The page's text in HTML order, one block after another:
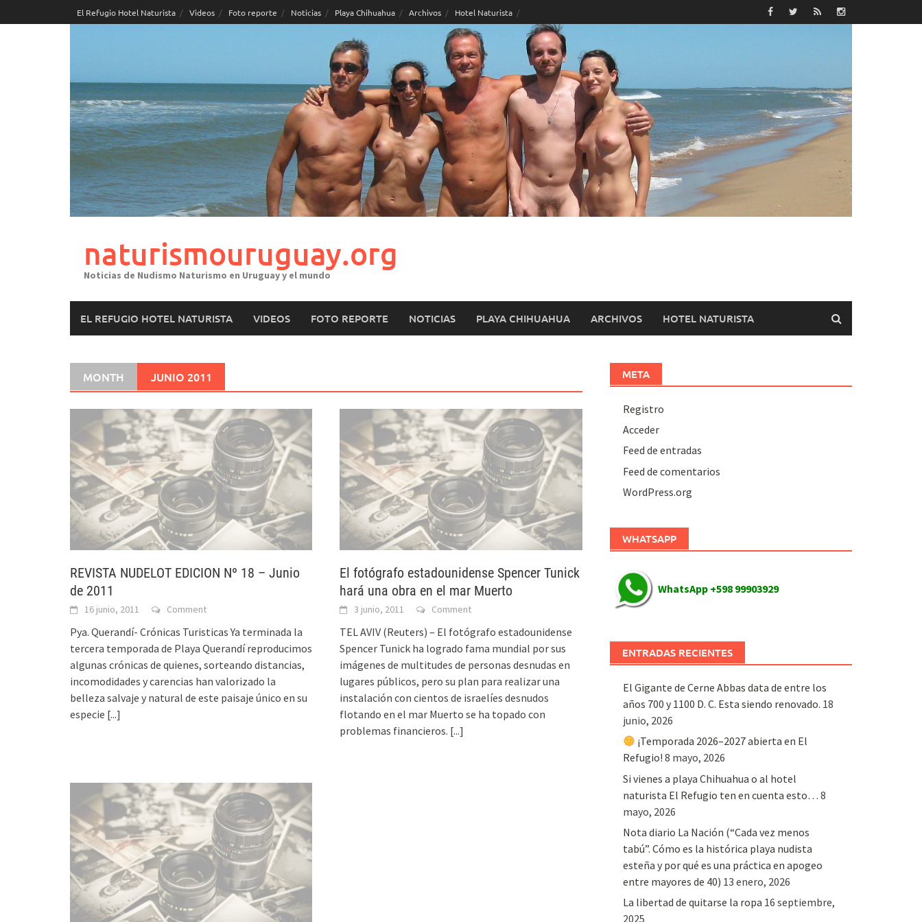
to
El Refugio Hotel Naturista Videos Foto reporte Noticias Playa Chihuahua Archivos Hotel Naturista
naturismouruguay.org
Noticias de Nudismo Naturismo en Uruguay y el mundo
EL REFUGIO HOTEL NATURISTA VIDEOS FOTO REPORTE NOTICIAS PLAYA CHIHUAHUA ARCHIVOS HOTEL NATURISTA
MONTH JUNIO 2011
REVISTA NUDELOT EDICION Nº 18 – Junio
de 2011
16 junio, 2011 Comment
Pya. Querandí- Crónicas Turisticas Ya terminada la
tercera temporada de Playa Querandí reproducimos
algunas crónicas de quienes, sorteando distancias,
incomodidades y carencias han valorizado la
belleza salvaje y natural de este paisaje único en su
especie [...]
El fotógrafo estadounidense Spencer Tunick
hará una obra en el mar Muerto
3 junio, 2011 Comment
TEL AVIV (Reuters) – El fotógrafo estadounidense
Spencer Tunick ha logrado fama mundial por sus
imágenes de multitudes de personas desnudas en
lugares públicos, pero su plan para realizar una
instalación con cientos de israelíes desnudos
flotando en el mar Muerto se ha topado con
problemas financieros. [...]
META
Registro
Acceder
Feed de entradas
Feed de comentarios
WordPress.org
WHATSAPP
WhatsApp +598 99903929
ENTRADAS RECIENTES
El Gigante de Cerne Abbas data de entre los
años 700 y 1100 D. C. Esta siendo renovado. 18
junio, 2026
¡Temporada 2026–2027 abierta en El
Refugio! 8 mayo, 2026
Si vienes a playa Chihuahua o al hotel
naturista El Refugio ten en cuenta esto… 8
mayo, 2026
Nota diario La Nación (“Cada vez menos
tabú”. Cómo es la histórica playa nudista
esteña y por qué es una práctica en apogeo
entre mayores de 40) 13 enero, 2026
La libertad de quitarse la ropa 16 septiembre,
2025